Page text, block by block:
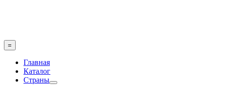
=
Главная
Каталог
Страны